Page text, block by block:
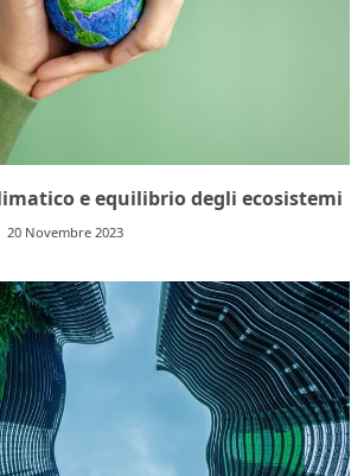
e equilibrio degli ecosistemi
20 Novembre 2023